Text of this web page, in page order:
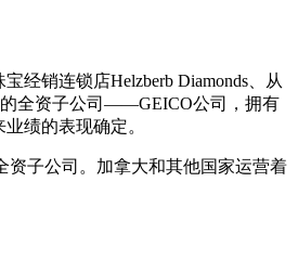
经销连锁店Helzberb Diamonds、从
的全资子公司——GEICO公司，拥有
绩的表现确定。
资子公司。加拿大和其他国家运营着